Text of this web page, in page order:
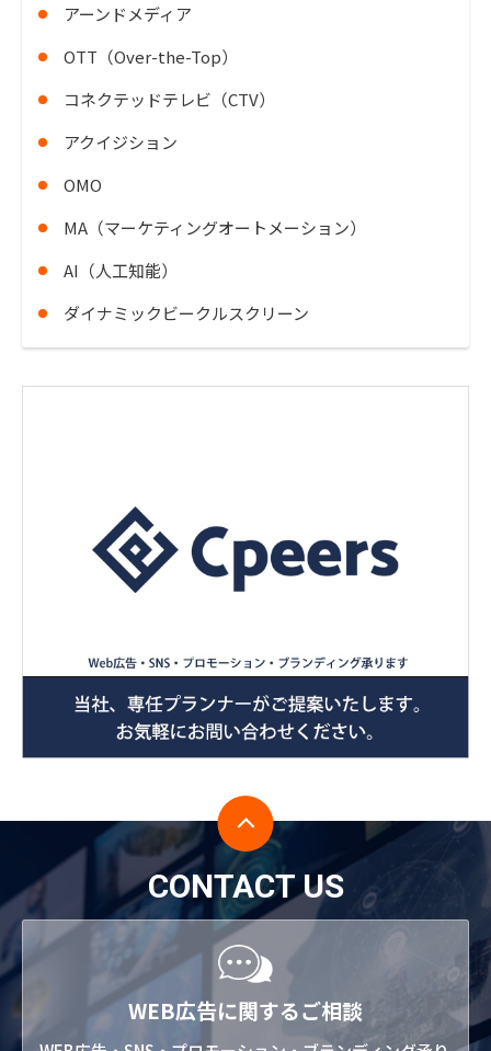
アーンドメディア
OTT（Over-the-Top）
コネクテッドテレビ（CTV）
アクイジション
OMO
MA（マーケティングオートメーション）
AI（人工知能）
ダイナミックビークルスクリーン
CONTACT US
WEB広告に関するご相談